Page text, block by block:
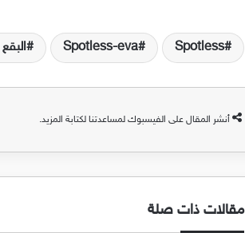
Spotless
Spotless-eva
أنشر المقال على الفيسبوك لمساعدتنا لكتابة المزيد.
مقالات ذات صلة